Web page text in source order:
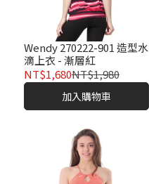
Wendy 270222-901 造型水
滴上衣 - 漸層紅
NT$1,680NT$1,980
加入購物車